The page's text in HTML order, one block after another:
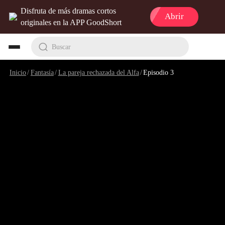
Disfruta de más dramas cortos
originales en la APP GoodShort
Abrir
Buscar
Inicio/Fantasía/La pareja rechazada del Alfa/Episodio 3